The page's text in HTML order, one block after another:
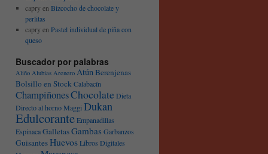
capry en Bizcocho de chocolate y
perlitas
capry en Pastel individual de piña con
queso
Buscador por palabras
Aliño Alubias Arenero AtúnBerenjenas
Bolsillo en Stock Calabacín
ChampiñonesChocolateDieta
Directo al horno Maggi Dukan
EdulcoranteEmpanadillas
EspinacaGalletasGambas Garbanzos
GuisantesHuevosLibros Digitales